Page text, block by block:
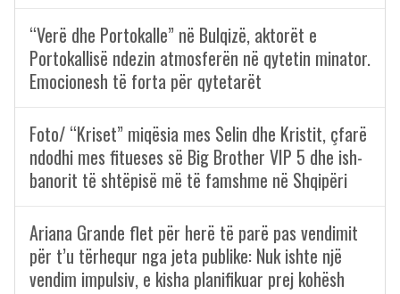
“Verë dhe Portokalle” në Bulqizë, aktorët e
Portokallisë ndezin atmosferën në qytetin minator.
Emocionesh të forta për qytetarët
Foto/ “Kriset” miqësia mes Selin dhe Kristit, çfarë
ndodhi mes fitueses së Big Brother VIP 5 dhe ish-
banorit të shtëpisë më të famshme në Shqipëri
Ariana Grande flet për herë të parë pas vendimit
për t’u tërhequr nga jeta publike: Nuk ishte një
vendim impulsiv, e kisha planifikuar prej kohësh